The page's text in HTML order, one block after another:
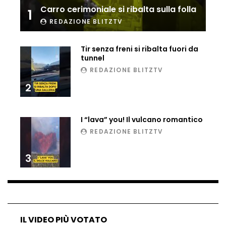
Ucraina, ecco come gli F16 intercettano
i droni russi
Tir bloccato sul passaggio a livello:
treno lo distrugge
all’improvviso
Auto fuori controllo in Guatemala,
Russia sotto zero: fiumi congelati e navi
rompighiaccio a Mosca
1 Carro cerimoniale si ribalta sulla folla
REDAZIONE BLITZTV
2
Tir senza freni si ribalta fuori da
tunnel
REDAZIONE BLITZTV
3
I “lava” you! Il vulcano romantico
REDAZIONE BLITZTV
IL VIDEO PIÙ VOTATO